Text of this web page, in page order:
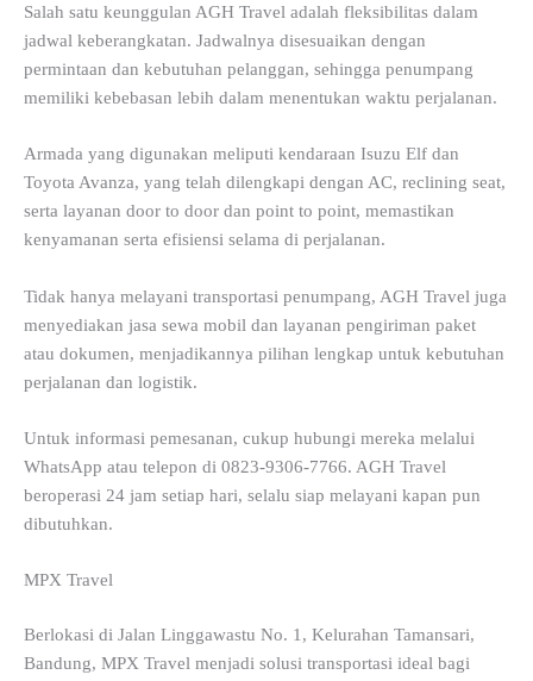
Salah satu keunggulan AGH Travel adalah fleksibilitas dalam
jadwal keberangkatan. Jadwalnya disesuaikan dengan
permintaan dan kebutuhan pelanggan, sehingga penumpang
memiliki kebebasan lebih dalam menentukan waktu perjalanan.
Armada yang digunakan meliputi kendaraan Isuzu Elf dan
Toyota Avanza, yang telah dilengkapi dengan AC, reclining seat,
serta layanan door to door dan point to point, memastikan
kenyamanan serta efisiensi selama di perjalanan.
Tidak hanya melayani transportasi penumpang, AGH Travel juga
menyediakan jasa sewa mobil dan layanan pengiriman paket
atau dokumen, menjadikannya pilihan lengkap untuk kebutuhan
perjalanan dan logistik.
Untuk informasi pemesanan, cukup hubungi mereka melalui
WhatsApp atau telepon di 0823-9306-7766. AGH Travel
beroperasi 24 jam setiap hari, selalu siap melayani kapan pun
dibutuhkan.
MPX Travel
Berlokasi di Jalan Linggawastu No. 1, Kelurahan Tamansari,
Bandung, MPX Travel menjadi solusi transportasi ideal bagi